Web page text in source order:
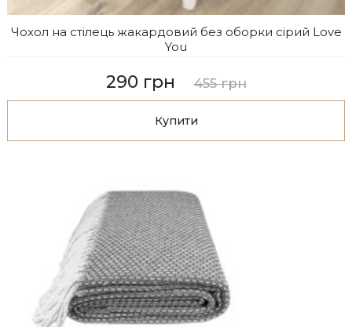
Чохол на стілець жакардовий без оборки сірий Love
You
290 грн 455 грн
Купити